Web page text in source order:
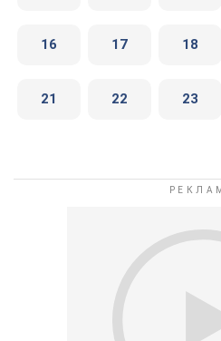
16 17 18
21 22 23